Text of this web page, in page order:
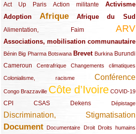
Act Up Paris
(49/289) Action militante
(32/289) Activisme
(73/289)
Adoption
(82/289) Afrique
(161/289) Afrique du Sud
(73/289)
Alimentation, Faim
(48/289) ARV
(203/289)
Associations, mobilisation communautaire
(65/289)
Bénin
(13/289)Big Pharma
(16/289) Botswana
(9/289) Brevet
(83/289) Burkina
(18/289) Burundi
(30/289)
Cameroun
(47/289) Centrafrique
(23/289) Changements climatiques
(10/289)
Colonialisme, racisme
(19/289) Conférence
(118/289)
Congo Brazzaville
(24/289) Côte d’Ivoire
(263/289) COVID-19
(13/289)
CPI
(48/289) CSAS
(32/289) Dekens
(29/289) Dépistage
(19/289)
Discrimination, Stigmatisation
(131/289)
Document
(145/289) Documentaire
(9/289) Droit
(20/289) Droits humains
(22/289)